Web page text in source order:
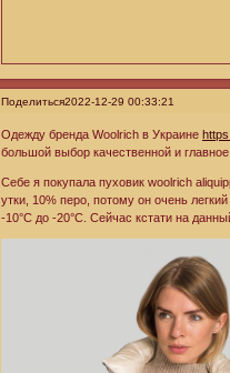
Поделиться2022-12-29 00:33:21
Одежду бренда Woolrich в Украине
большой выбор качественной и
Себе я покупала пуховик woolrich
утки, 10% перо, потому он очень
-10°C до -20°C. Сейчас кстати на